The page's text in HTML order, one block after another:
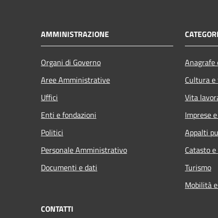
AMMINISTRAZIONE
Organi di Governo
Aree Amministrative
Uffici
Enti e fondazioni
Politici
Personale Amministrativo
Documenti e dati
Cultura
Vita
Imprese
Appalti
Catasto
Turismo
Mobilità
CONTATTI